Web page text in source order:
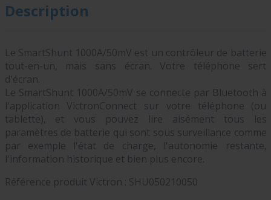
Description
Le SmartShunt 1000A/50mV est un contrôleur de batterie
tout-en-un, mais sans écran. Votre téléphone sert
d'écran.
Le SmartShunt 1000A/50mV se connecte par Bluetooth à
l'application VictronConnect sur votre téléphone (ou
tablette), et vous pouvez lire aisément tous les
paramètres de batterie qui sont sous surveillance comme
par exemple l'état de charge, l'autonomie restante,
l'information historique et bien plus encore.
Référence produit Victron : SHU050210050